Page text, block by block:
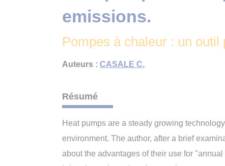
Pompes à chaleur : un
emissions.
Auteurs : CASALE C.
Résumé
Heat pumps are a steady growing
environment. The author, after a brief
about the advantages of their use for